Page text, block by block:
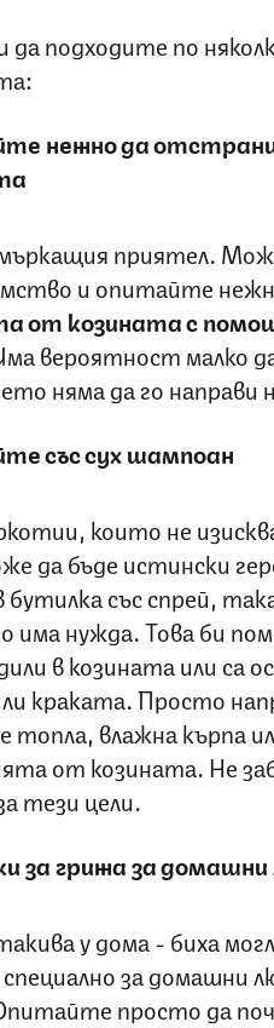
да подходите по
нежно да
приятел.
и опитайте
от козината с
вероятност малко
няма да го направи
със сух шампоан
които не
да бъде истински
бутилка със спрей,
нужда. Това би
в козината или са
краката. Просто
топла, влажна кърпа
от козината. Не
тези цели.
за грижа за
у дома - биха
за домашни
просто да